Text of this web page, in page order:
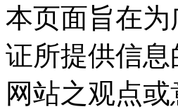
本页面旨在
证所提供信
网站之观点